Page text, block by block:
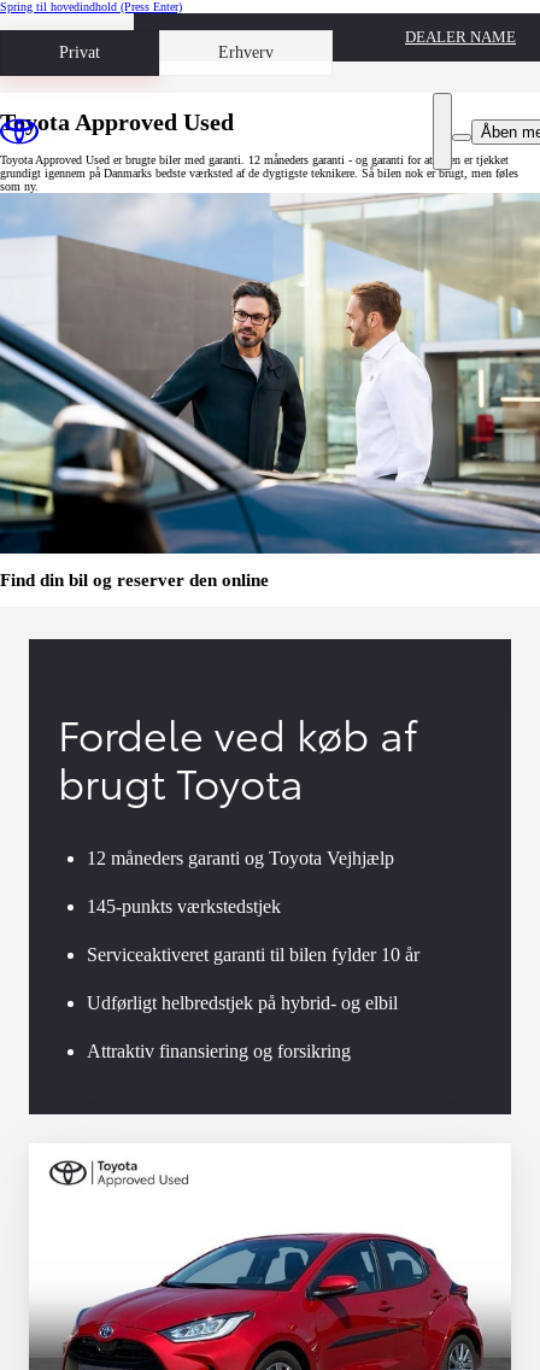
Spring til hovedindhold (Press Enter)
Privat Erhverv
Book prøvetur
DEALER NAME
Åben
Toyota Approved Used
Toyota Approved Used er brugte biler med garanti. 12 måneders garanti - og garanti for at bilen er tjekket
grundigt igennem på Danmarks bedste værksted af de dygtigste teknikere. Så bilen nok er brugt, men føles
som ny.
Find din bil og reserver den online
Fordele ved køb af
brugt Toyota
12 måneders garanti og Toyota Vejhjælp
145-punkts værkstedstjek
Serviceaktiveret garanti til bilen fylder 10 år
Udførligt helbredstjek på hybrid- og elbil
Attraktiv finansiering og forsikring